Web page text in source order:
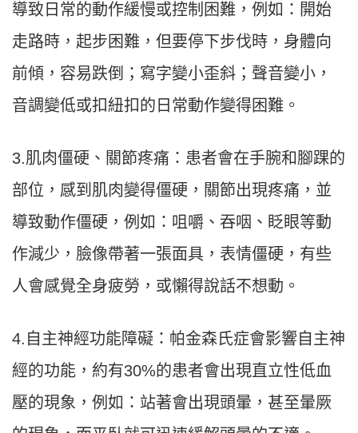
導致日常的動作緩慢或控制困難，例如：開始
走路時，起步困難，但要停下步伐時，身體向
前傾，容易跌倒；寫字變小歪斜；聲音變小，
音調變低或扣紐扣的日常動作變得困難。
3.肌肉僵硬、關節疼痛：患者會在手腕和腳踝的
部位，感到肌肉變得僵硬，關節出現疼痛，並
導致動作僵硬，例如：咀嚼、吞咽、眨眼等動
作減少，臉像帶著一張面具，表情僵硬，有些
人會感覺全身疲勞，或懶得說話不想動。
4.自主神經功能障礙：帕金森氏症會影響自主神
經的功能，約有30%的患者會出現直立性低血
壓的現象，例如：站著會出現頭暈，甚至暈厥